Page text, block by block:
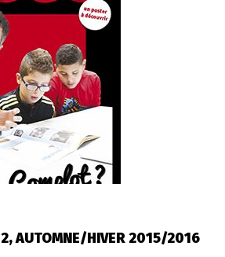
AUTOMNE/HIVER 2015/2016